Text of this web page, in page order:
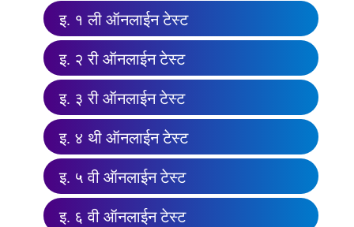
इ. १ ली ऑनलाईन टेस्ट
इ. २ री ऑनलाईन टेस्ट
इ. ३ री ऑनलाईन टेस्ट
इ. ४ थी ऑनलाईन टेस्ट
इ. ५ वी ऑनलाईन टेस्ट
इ. ६ वी ऑनलाईन टेस्ट